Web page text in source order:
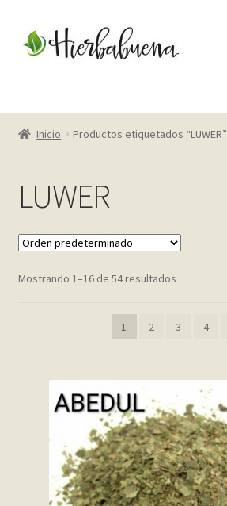
aal
Inicio
Carrito
Cart
Finalizar compra
Frequently Questions
Home shop 2 – restaurant
Inicio Productos etiquetados “LUWER”
LUWER
Mostrando 1–16 de 54 resultados
1 2 3 4